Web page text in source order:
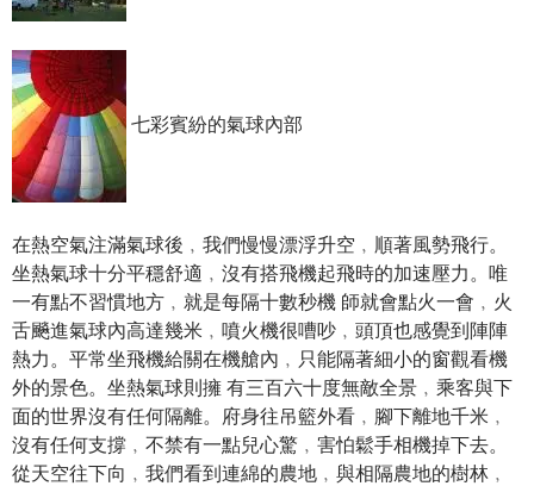
七彩賓紛的氣球內部
在熱空氣注滿氣球後﹐我們慢慢漂浮升空﹐順著風勢飛行。
坐熱氣球十分平穩舒適﹐沒有搭飛機起飛時的加速壓力。唯
一有點不習慣地方﹐就是每隔十數秒機 師就會點火一會﹐火
舌飈進氣球內高達幾米﹐噴火機很嘈吵﹐頭頂也感覺到陣陣
熱力。平常坐飛機給關在機艙內﹐只能隔著細小的窗觀看機
外的景色。坐熱氣球則擁 有三百六十度無敵全景﹐乘客與下
面的世界沒有任何隔離。府身往吊籃外看﹐腳下離地千米﹐
沒有任何支撐﹐不禁有一點兒心驚﹐害怕鬆手相機掉下去。
從天空往下向﹐我們看到連綿的農地﹐與相隔農地的樹林﹐